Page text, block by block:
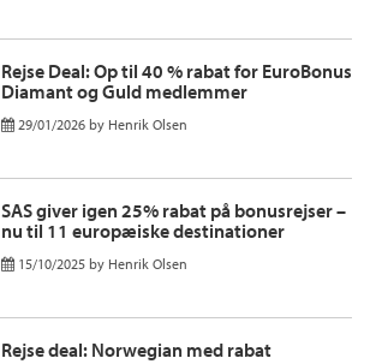
Rejse Deal: Op til 40 % rabat for EuroBonus
Diamant og Guld medlemmer
29/01/2026 by Henrik Olsen
SAS giver igen 25% rabat på bonusrejser –
nu til 11 europæiske destinationer
15/10/2025 by Henrik Olsen
Rejse deal: Norwegian med rabat